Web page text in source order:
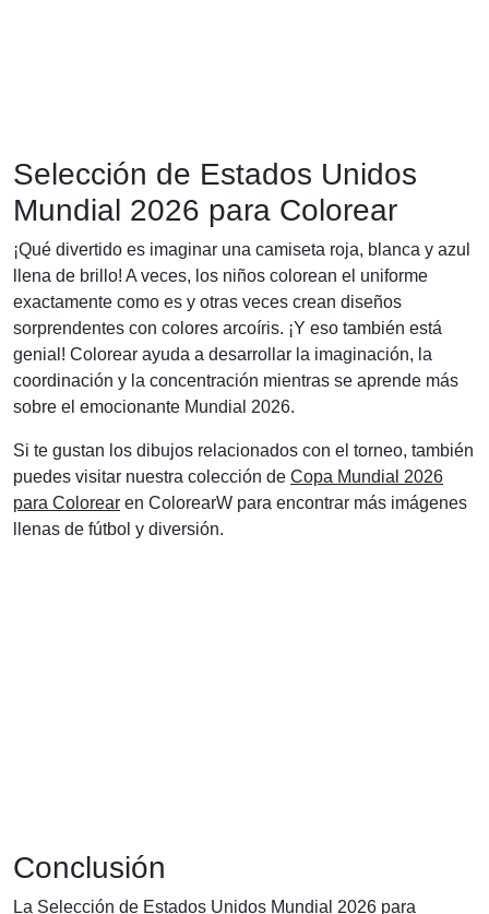
Selección de Estados Unidos
Mundial 2026 para Colorear
¡Qué divertido es imaginar una camiseta roja, blanca y azul
llena de brillo! A veces, los niños colorean el uniforme
exactamente como es y otras veces crean diseños
sorprendentes con colores arcoíris. ¡Y eso también está
genial! Colorear ayuda a desarrollar la imaginación, la
coordinación y la concentración mientras se aprende más
sobre el emocionante Mundial 2026.
Si te gustan los dibujos relacionados con el torneo, también
puedes visitar nuestra colección de Copa Mundial 2026
para Colorear en ColorearW para encontrar más imágenes
llenas de fútbol y diversión.
Conclusión
La Selección de Estados Unidos Mundial 2026 para